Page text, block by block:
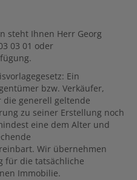
steht Ihnen Herr Georg
03 01 oder
Ein
bzw. Verkäufer,
generell geltende
zu seiner Erstellung noch
eine dem Alter und
Wir übernehmen
für die tatsächliche
Immobilie.